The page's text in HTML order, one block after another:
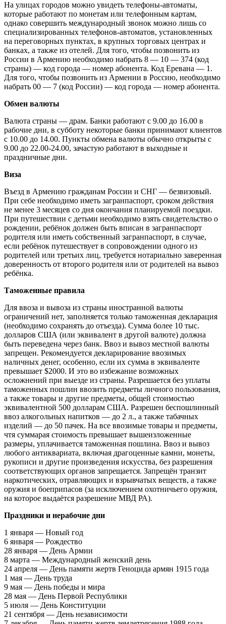
На улицах городов можно увидеть телефоны-автоматы,
которые работают по монетам или телефонным картам,
однако совершить международный звонок можно лишь со
специализированных телефонов-автоматов, установленных
на переговорных пунктах, в крупных торговых центрах и
банках, а также из отелей. Для того, чтобы позвонить из
России в Армению необходимо набрать 8 — 10 — 374 (код
страны) — код города — номер абонента. Код Еревана — 1.
Для того, чтобы позвонить из Армении в Россию, необходимо
набрать 00 — 7 (код России) — код города — номер абонента.
Обмен валюты
Валюта страны — драм. Банки работают с 9.00 до 16.00 в
рабочие дни, в субботу некоторые банки принимают клиентов
с 10.00 до 14.00. Пункты обмена валюты обычно открыты с
9.00 до 22.00-24.00, зачастую работают в выходные и
праздничные дни.
Виза
Въезд в Армению гражданам России и СНГ — безвизовый.
При себе необходимо иметь загранпаспорт, сроком действия
не менее 3 месяцев со дня окончания планируемой поездки.
При путешествии с детьми необходимо взять свидетельство о
рождении, ребёнок должен быть вписан в загранпаспорт
родителя или иметь собственный загранпаспорт, в случае,
если ребёнок путешествует в сопровождении одного из
родителей или третьих лиц, требуется нотариально заверенная
доверенность от второго родителя или от родителей на вывоз
ребёнка.
Таможенные правила
Для ввоза и вывоза из страны иностранной валюты
ограничений нет, заполняется только таможенная декларация
(необходимо сохранять до отъезда). Сумма более 10 тыс.
долларов США (или эквивалент в другой валюте) должна
быть переведена через банк. Ввоз и вывоз местной валюты
запрещен. Рекомендуется декларирование ввозимых
наличных денег, особенно, если их сумма в эквиваленте
превышает $2000. И это во избежание возможных
осложнений при выезде из страны. Разрешается без уплаты
таможенных пошлин ввозить предметы личного пользования,
а также товары и другие предметы, общей стоимостью
эквивалентной 500 долларам США. Разрешен беспошлинный
ввоз алкогольных напитков — до 2 л., а также табачных
изделий — до 50 пачек. На все ввозимые товары и предметы,
чтя суммарая стоимость превышает вышеизложенные
размеры, уплачивается таможенная пошлина. Ввоз и вывоз
любого антиквариата, включая драгоценные камни, монеты,
рукописи и другие произведения искусства, без разрешения
соответствующих органов запрещается. Запрещён транзит
наркотических, отравляющих и взрывчатых веществ, а также
оружия и боеприпасов (за исключением охотничьего оружия,
на которое выдаётся разрешение МВД РА).
Праздники и нерабочие дни
1 января — Новый год
6 января — Рождество
28 января — День Армии
8 марта — Международный женский день
24 апреля — День памяти жертв Геноцида армян 1915 года
1 мая — День труда
9 мая — День победы и мира
28 мая — День Первой Республики
5 июля — День Конституции
21 сентября — День независимости